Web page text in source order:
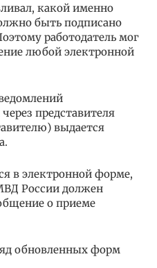
какой именно
быть подписано
работодатель мог
любой электронной
представителя
выдается
в электронной форме,
России должен
о приеме
обновленных форм